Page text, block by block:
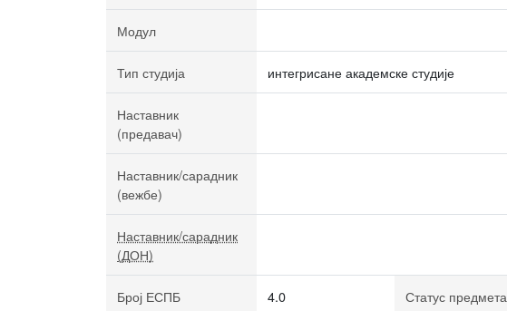
Модул
Тип студија интегрисане академске студије
Наставник
(предавач)
Наставник/сарадник
(вежбе)
Наставник/сарадник
(ДОН)
Број ЕСПБ 4.0 Статус предмета